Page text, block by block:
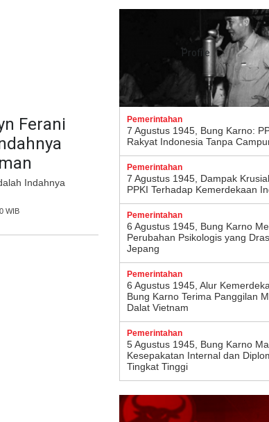
Profile
Ferani
Indahnya
WIB
Pemerintahan
7 Agustus 1945, Bung Karno:
Rakyat Indonesia Tanpa
Pemerintahan
7 Agustus 1945, Dampak
PPKI Terhadap Kemerdekaan
Pemerintahan
6 Agustus 1945, Bung Karno
Perubahan Psikologis yang
Jepang
Pemerintahan
6 Agustus 1945, Alur
Bung Karno Terima Panggilan
Dalat Vietnam
Pemerintahan
5 Agustus 1945, Bung Karno
Kesepakatan Internal dan
Tingkat Tinggi